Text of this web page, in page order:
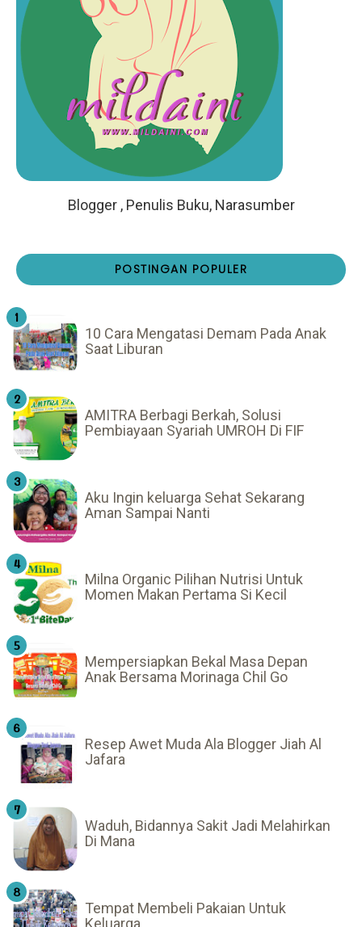
Blogger , Penulis Buku, Narasumber
POSTINGAN POPULER
10 Cara Mengatasi Demam Pada Anak
Saat Liburan
AMITRA Berbagi Berkah, Solusi
Pembiayaan Syariah UMROH Di FIF
Aku Ingin keluarga Sehat Sekarang
Aman Sampai Nanti
Milna Organic Pilihan Nutrisi Untuk
Momen Makan Pertama Si Kecil
Mempersiapkan Bekal Masa Depan
Anak Bersama Morinaga Chil Go
Resep Awet Muda Ala Blogger Jiah Al
Jafara
Waduh, Bidannya Sakit Jadi Melahirkan
Di Mana
Tempat Membeli Pakaian Untuk
Keluarga